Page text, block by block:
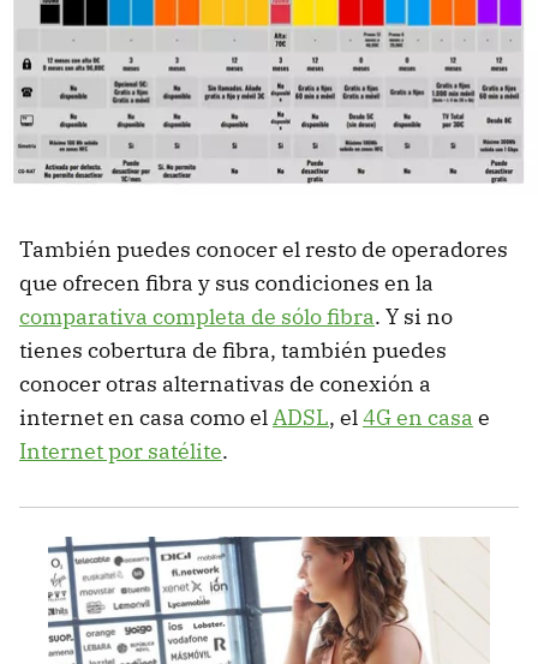
También puedes conocer el resto de operadores
que ofrecen fibra y sus condiciones en la
comparativa completa de sólo fibra. Y si no
tienes cobertura de fibra, también puedes
conocer otras alternativas de conexión a
internet en casa como elADSL, el4G en casa e
Internet por satélite.